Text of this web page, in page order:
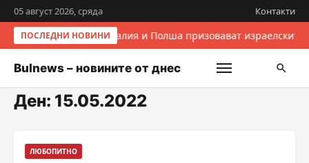
05 август 2026, сряда Контакти
ПОСЛЕДНИ НОВИНИИталия и Полша призовават
Bulnews – новините от днес
Ден: 15.05.2022
ЛЮБОПИТНО